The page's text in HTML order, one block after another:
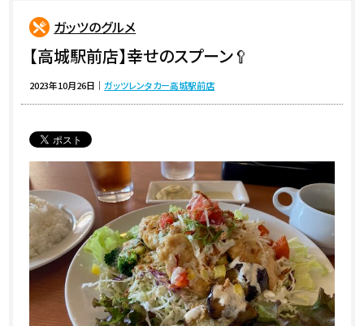
ガッツのグルメ
【高城駅前店】幸せのスプーン🥄
2023年10月26日 ｜ガッツレンタカー高城駅前店